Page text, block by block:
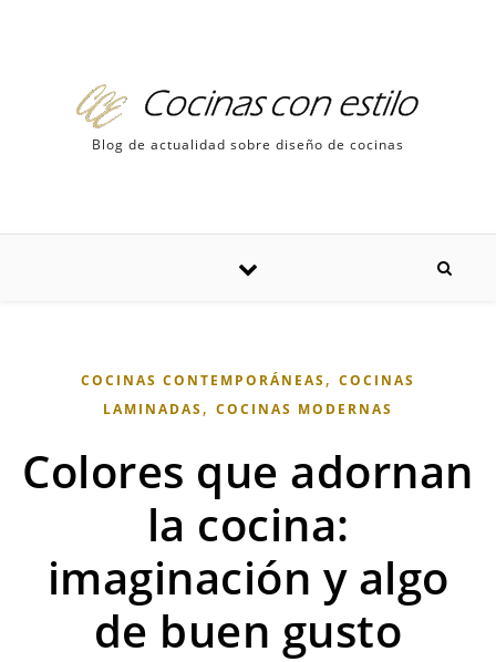
Blog de actualidad sobre diseño de cocinas
COCINAS CONTEMPORÁNEAS, COCINAS
LAMINADAS, COCINAS MODERNAS
Colores que adornan
la cocina:
imaginación y algo
de buen gusto